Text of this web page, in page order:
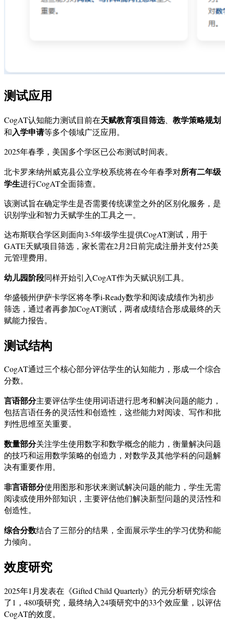
测试应用
CogAT认知能力测试目前在天赋教育项目筛选、 教学策略规划
和入学申请等多个领域广泛应用。
2025年春季，美国多个学区已公布测试时间表。
北卡罗来纳州威克县公立学校系统将在今年春季对所有二年级
学生进行CogAT全面筛查。
该测试旨在确定学生是否需要传统课堂之外的区别化服务，是
识别学业和智力天赋学生的工具之一。
达布斯联合学区则面向3-5年级学生提供CogAT测试，用于
GATE天赋项目筛选，家长需在2月2日前完成注册并支付25美
元管理费用。
幼儿园阶段同样开始引入CogAT作为天赋识别工具。
华盛顿州伊萨卡学区将冬季i-Ready数学和阅读成绩作为初步
筛选，通过者再参加CogAT测试，两者成绩结合形成最终的天
赋能力报告。
测试结构
CogAT通过三个核心部分评估学生的认知能力，形成一个综合
分数。
言语部分主要评估学生使用词语进行思考和解决问题的能力，
包括言语任务的灵活性和创造性，这些能力对阅读、写作和批
判性思维至关重要。
数量部分关注学生使用数字和数学概念的能力，衡量解决问题
的技巧和运用数学策略的创造力，对数学及其他学科的问题解
决有重要作用。
非言语部分使用图形和形状来测试解决问题的能力，学生无需
阅读或使用外部知识，主要评估他们解决新型问题的灵活性和
创造性。
综合分数结合了三部分的结果，全面展示学生的学习优势和能
力倾向。
效度研究
2025年1月发表在《Gifted Child Quarterly》的元分析研究综合
了1，480项研究，最终纳入24项研究中的33个效应量，以评估
CogAT的效度。